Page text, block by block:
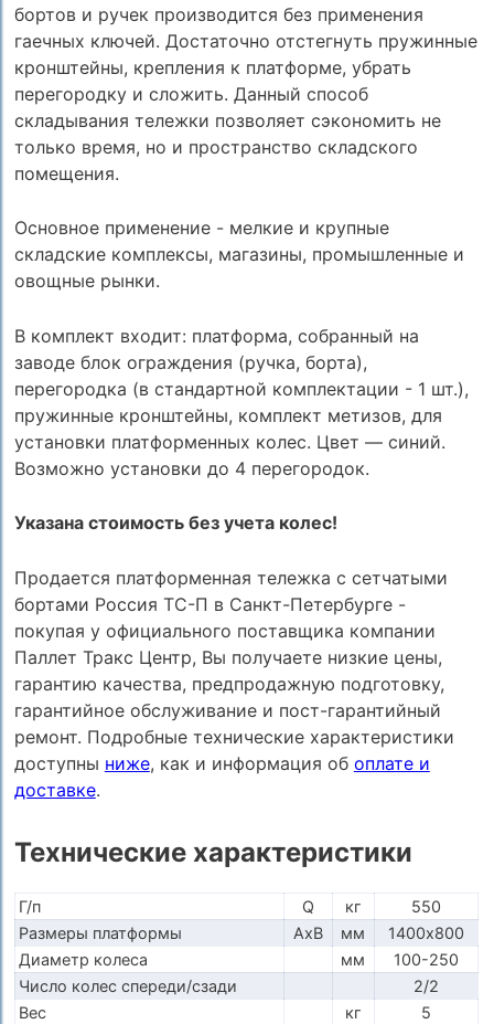
бортов и ручек производится без применения
гаечных ключей. Достаточно отстегнуть пружинные
кронштейны, крепления к платформе, убрать
перегородку и сложить. Данный способ
складывания тележки позволяет сэкономить не
только время, но и пространство складского
помещения.
Основное применение - мелкие и крупные
складские комплексы, магазины, промышленные и
овощные рынки.
В комплект входит: платформа, собранный на
заводе блок ограждения (ручка, борта),
перегородка (в стандартной комплектации - 1 шт.),
пружинные кронштейны, комплект метизов, для
установки платформенных колес. Цвет — синий.
Возможно установки до 4 перегородок.
Указана стоимость без учета колес!
Продается платформенная тележка с сетчатыми
бортами Россия ТС-П в Санкт-Петербурге -
покупая у официального поставщика компании
Паллет Тракс Центр, Вы получаете низкие цены,
гарантию качества, предпродажную подготовку,
гарантийное обслуживание и пост-гарантийный
ремонт. Подробные технические характеристики
доступны ниже, как и информация об оплате и
доставке.
Технические характеристики
Г/п Q кг
550
Размеры платформы
AxB мм
1400х800
Диаметр колеса
мм
100-250
Число колес спереди/сзади
2/2
Вес
кг 5